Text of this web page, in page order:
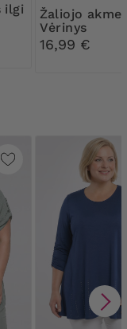
Žaliojo akmens
Vėrinys
16,99 €